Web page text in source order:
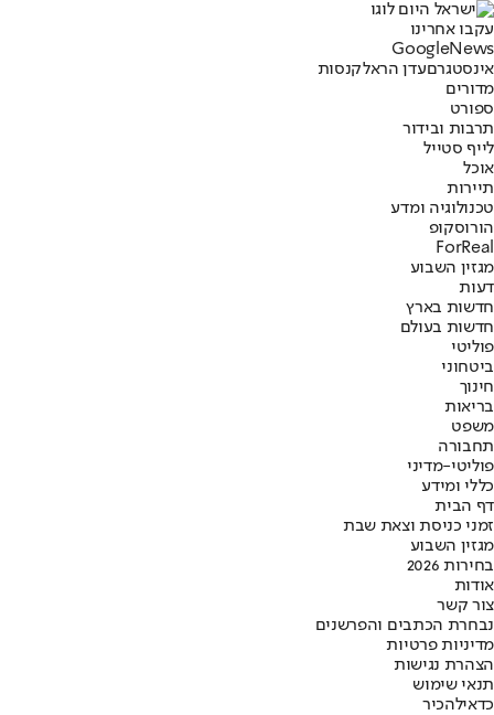
עקבו אחרינו
Googl eNews
אינסטגרםעדן הראלקנסות
מדורים
ספורט
תרבות ובידור
לייף סטייל
אוכל
תיירות
טכנולוגיה ומדע
הורוסקופ
ForReal
מגזין השבוע
דעות
חדשות בארץ
חדשות בעולם
פוליטי
ביטחוני
חינוך
בריאות
משפט
תחבורה
פוליטי-מדיני
כללי ומידע
דף הבית
זמני כניסת וצאת שבת
מגזין השבוע
בחירות 2026
אודות
צור קשר
נבחרת הכתבים והפרשנים
מדיניות פרטיות
הצהרת נגישות
תנאי שימוש
כדאילהכיר